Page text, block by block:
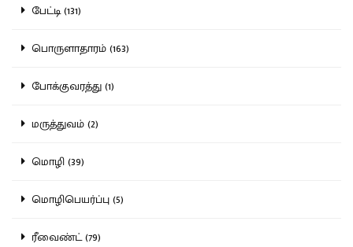
பேட்டி (131)
பொருளாதாரம் (163)
போக்குவரத்து (1)
மருத்துவம் (2)
மொழி (39)
மொழிபெயர்ப்பு (5)
ரீவைண்ட் (79)